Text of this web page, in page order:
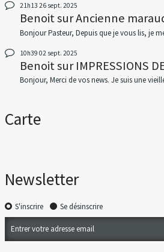
21h13 26 sept. 2025
BenoitsurAncienne
Bonjour Pasteur, Depuis que je vous lis, je
10h39 02 sept. 2025
BenoitsurIMPRESSIONS
Bonjour, Merci de vos news. Je suis une
Carte
Newsletter
S'inscrire Se désinscrire